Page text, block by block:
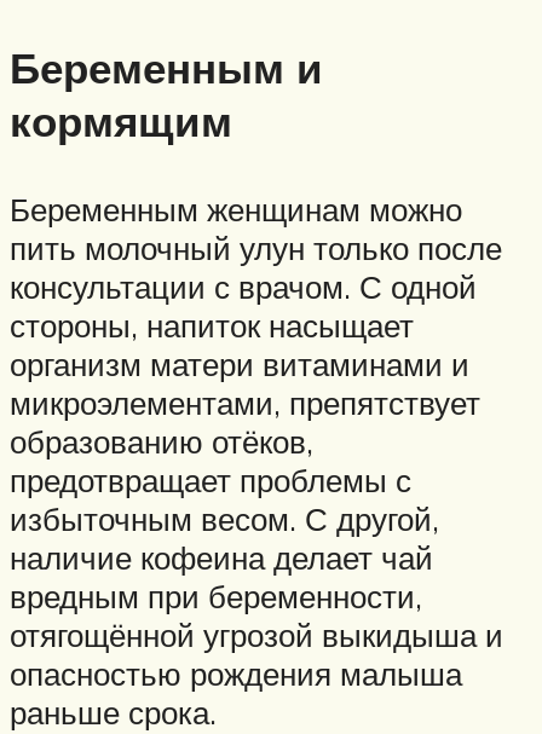
Беременным и
кормящим
Беременным женщинам можно
пить молочный улун только после
консультации с врачом. С одной
стороны, напиток насыщает
организм матери витаминами и
микроэлементами, препятствует
образованию отёков,
предотвращает проблемы с
избыточным весом. С другой,
наличие кофеина делает чай
вредным при беременности,
отягощённой угрозой выкидыша и
опасностью рождения малыша
раньше срока.